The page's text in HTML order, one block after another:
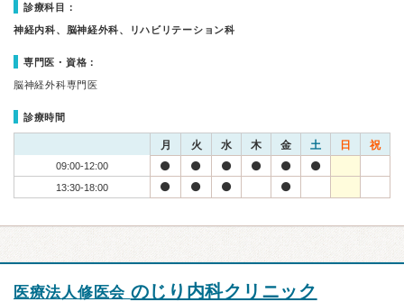
診療科目：
神経内科、脳神経外科、リハビリテーション科
専門医・資格：
脳神経外科専門医
診療時間
月 火 水 木 金 土 日 祝
09:00-12:00
13:30-18:00
医療法人修医会 のじり内科クリニック